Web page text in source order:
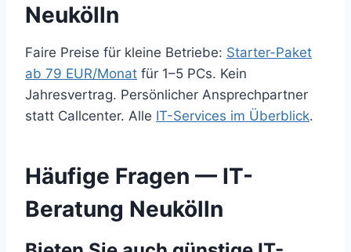
Neukölln
Faire Preise für kleine Betriebe: Starter-Paket
ab 79 EUR/Monat für 1–5 PCs. Kein
Jahresvertrag. Persönlicher Ansprechpartner
statt Callcenter. Alle IT-Services im Überblick.
Häufige Fragen — IT-
Beratung Neukölln